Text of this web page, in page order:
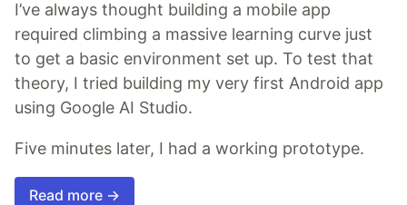
I’ve always thought building a mobile app
required climbing a massive learning curve just
to get a basic environment set up. To test that
theory, I tried building my very first Android app
using Google AI Studio.
Five minutes later, I had a working prototype.
Read more →